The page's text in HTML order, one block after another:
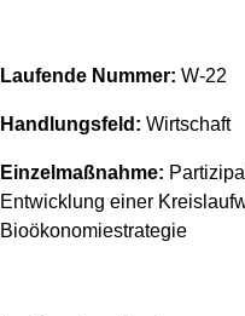
Laufende Nummer: W-22
Handlungsfeld: Wirtschaft
Einzelmaßnahme:
Entwicklung einer
Bioökonomiestrategie